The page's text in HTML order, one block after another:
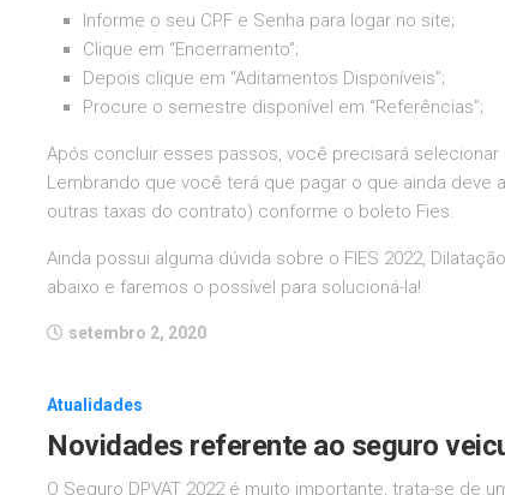
Informe o seu CPF e Senha para logar no site;
Clique em “Encerramento”;
Depois clique em “Aditamentos Disponíveis”;
Procure o semestre disponível em “Referências”;
Após concluir esses passos, você precisará selecionar
Lembrando que você terá que pagar o que ainda deve
outras taxas do contrato) conforme o boleto Fies.
Ainda possui alguma dúvida sobre o FIES 2022,
abaixo e faremos o possível para solucioná-la!
setembro 2, 2020
Atualidades
Novidades referente ao seguro
O Seguro DPVAT 2022 é muito importante, trata-se de